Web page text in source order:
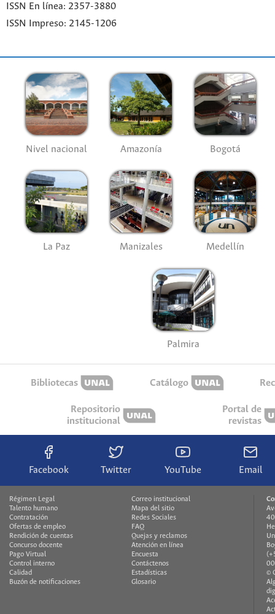
ISSN En línea: 2357-3880
ISSN Impreso: 2145-1206
Nivel nacional Amazonía Bogotá
La Paz Manizales Medellín
Palmira
Bibliotecas Catálogo
Repositorio
institucional
Portal de
revistas
Facebook Twitter YouTube Email
Régimen Legal
Talento humano
Contratación
Ofertas de empleo
Rendición de cuentas
Concurso docente
Pago Virtual
Control interno
Calidad
Buzón de notificaciones
Correo institucional
Mapa del sitio
Redes Sociales
FAQ
Quejas y reclamos
Atención en línea
Encuesta
Contáctenos
Estadísticas
Glosario
©